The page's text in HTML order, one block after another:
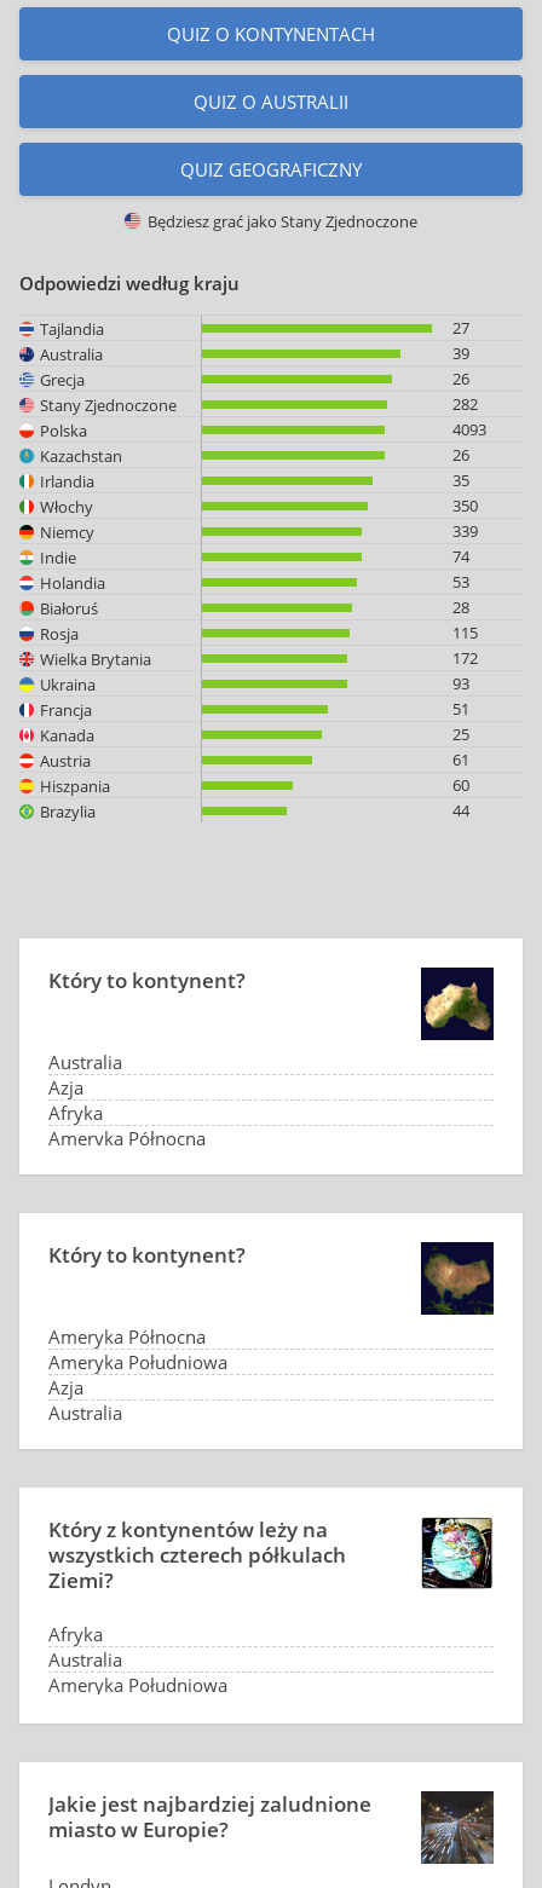
QUIZ O KONTYNENTACH
QUIZ O AUSTRALII
QUIZ GEOGRAFICZNY
Będziesz grać jako Stany Zjednoczone
Odpowiedzi według kraju
Tajlandia
27
Australia
39
Grecja
26
Stany Zjednoczone
282
Polska
4093
Kazachstan
26
Irlandia
35
Włochy
350
Niemcy
339
Indie
74
Holandia
53
Białoruś
28
Rosja
115
Wielka Brytania
172
Ukraina
93
Francja
51
Kanada
25
Austria
61
Hiszpania
60
Brazylia
44
Który to kontynent?
Australia
Azja
Afryka
Ameryka Północna
Który to kontynent?
Ameryka Północna
Ameryka Południowa
Azja
Australia
Który z kontynentów leży na
wszystkich czterech półkulach
Ziemi?
Afryka
Australia
Ameryka Południowa
Jakie jest najbardziej zaludnione
miasto w Europie?